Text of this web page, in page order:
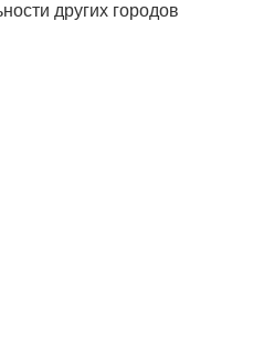
других городов